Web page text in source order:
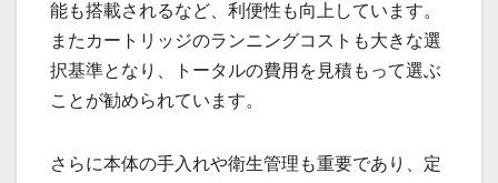
能も搭載されるなど、利便性も向上しています。
またカートリッジのランニングコストも大きな選
択基準となり、トータルの費用を見積もって選ぶ
ことが勧められています。
さらに本体の手入れや衛生管理も重要であり、定